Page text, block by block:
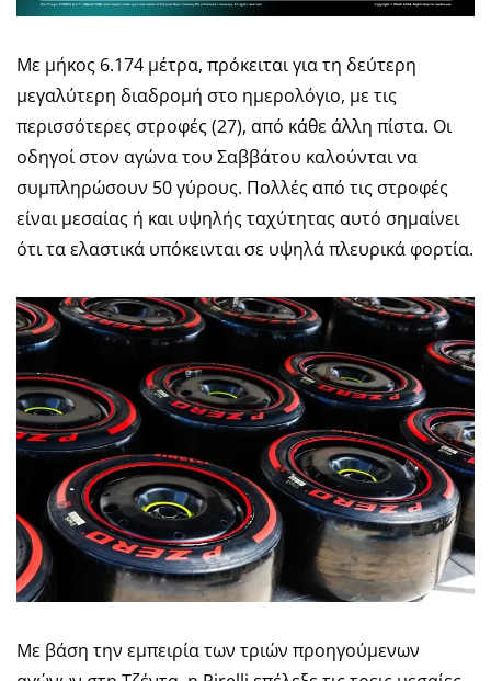
Με μήκος 6.174 μέτρα, πρόκειται για τη δεύτερη
μεγαλύτερη διαδρομή στο ημερολόγιο, με τις
περισσότερες στροφές (27), από κάθε άλλη πίστα. Οι
οδηγοί στον αγώνα του Σαββάτου καλούνται να
συμπληρώσουν 50 γύρους. Πολλές από τις στροφές
είναι μεσαίας ή και υψηλής ταχύτητας αυτό σημαίνει
ότι τα ελαστικά υπόκεινται σε υψηλά πλευρικά φορτία.
Με βάση την εμπειρία των τριών προηγούμενων